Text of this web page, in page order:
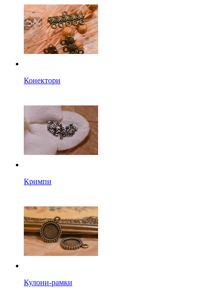
Конектори
Кримпи
Кулони-рамки